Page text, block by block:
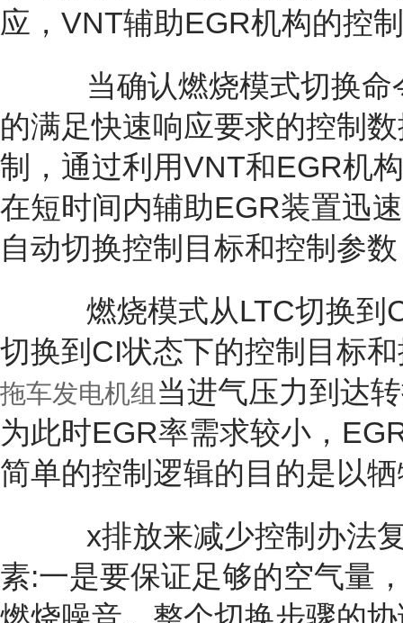
应，VNT辅助EGR机构的控
当确认燃烧模式切换命
的满足快速响应要求的控制
制，通过利用VNT和EGR机
在短时间内辅助EGR装置迅
自动切换控制目标和控制参
燃烧模式从LTC切换到
切换到CI状态下的控制目标
拖车发电机组 当进气压力到达
为此时EGR率需求较小，
简单的控制逻辑的目的是以
x排放来减少控制办法复
素:一是要保证足够的空气量